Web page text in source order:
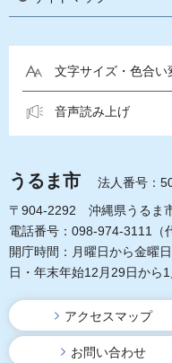
文字サイズ・色合い
音声読み上げ
うるま市
法人番号：
〒904-2292 沖縄県うるま
電話番号：098-974-3111（
開庁時間：月曜日から金曜
日・年末年始12月29日から1
アクセスマップ
お問い合わせ